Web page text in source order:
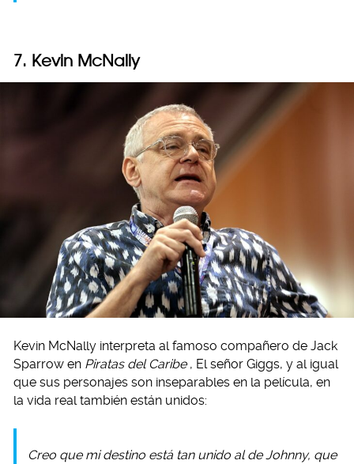
7. Kevin McNally
Kevin McNally interpreta al famoso compañero de Jack
Sparrow en Piratas del Caribe , El señor Giggs, y al igual
que sus personajes son inseparables en la película, en
la vida real también están unidos:
Creo que mi destino está tan unido al de Johnny, que